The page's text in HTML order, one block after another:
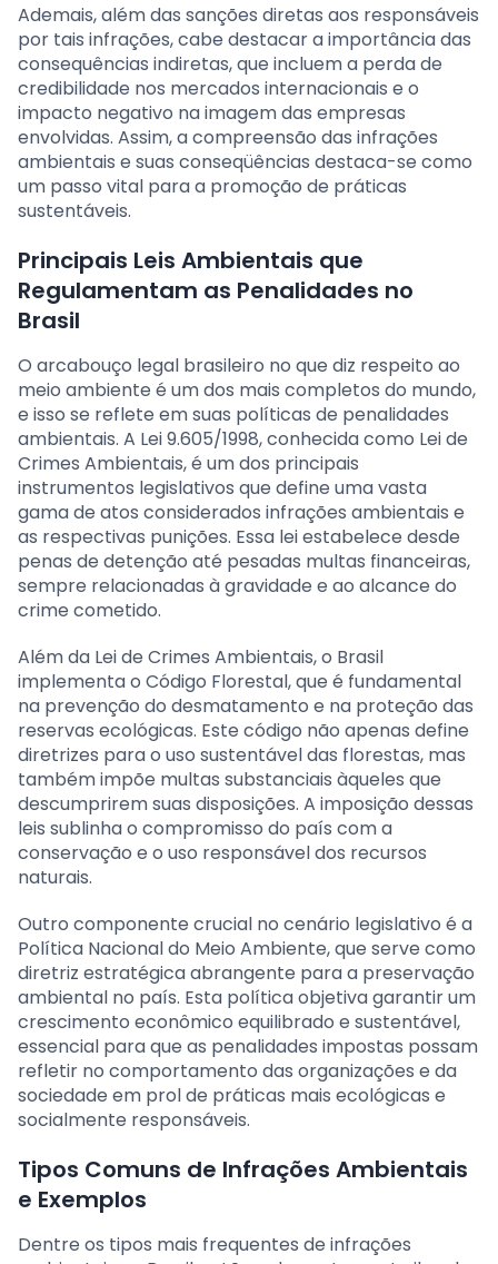
Ademais, além das sanções diretas aos responsáveis
por tais infrações, cabe destacar a importância das
consequências indiretas, que incluem a perda de
credibilidade nos mercados internacionais e o
impacto negativo na imagem das empresas
envolvidas. Assim, a compreensão das infrações
ambientais e suas conseqüências destaca-se como
um passo vital para a promoção de práticas
sustentáveis.
Principais Leis Ambientais que
Regulamentam as Penalidades no
Brasil
O arcabouço legal brasileiro no que diz respeito ao
meio ambiente é um dos mais completos do mundo,
e isso se reflete em suas políticas de penalidades
ambientais. A Lei 9.605/1998, conhecida como Lei de
Crimes Ambientais, é um dos principais
instrumentos legislativos que define uma vasta
gama de atos considerados infrações ambientais e
as respectivas punições. Essa lei estabelece desde
penas de detenção até pesadas multas financeiras,
sempre relacionadas à gravidade e ao alcance do
crime cometido.
Além da Lei de Crimes Ambientais, o Brasil
implementa o Código Florestal, que é fundamental
na prevenção do desmatamento e na proteção das
reservas ecológicas. Este código não apenas define
diretrizes para o uso sustentável das florestas, mas
também impõe multas substanciais àqueles que
descumprirem suas disposições. A imposição dessas
leis sublinha o compromisso do país com a
conservação e o uso responsável dos recursos
naturais.
Outro componente crucial no cenário legislativo é a
Política Nacional do Meio Ambiente, que serve como
diretriz estratégica abrangente para a preservação
ambiental no país. Esta política objetiva garantir um
crescimento econômico equilibrado e sustentável,
essencial para que as penalidades impostas possam
refletir no comportamento das organizações e da
sociedade em prol de práticas mais ecológicas e
socialmente responsáveis.
Tipos Comuns de Infrações Ambientais
e Exemplos
Dentre os tipos mais frequentes de infrações